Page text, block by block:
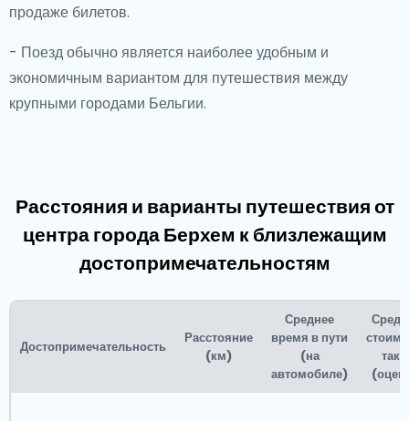
продаже билетов.
- Поезд обычно является наиболее удобным и
экономичным вариантом для путешествия между
крупными городами Бельгии.
Расстояния и варианты путешествия от
центра города Берхем к близлежащим
достопримечательностям
Достопримечательность
Расстояние
(км)
Среднее
время в пути
(на
автомобиле)